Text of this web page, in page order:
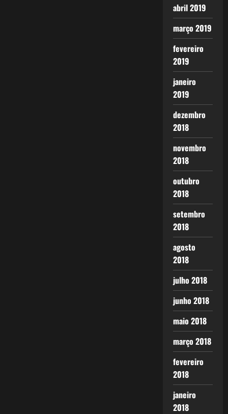
abril 2019
março 2019
fevereiro
2019
janeiro
2019
dezembro
2018
novembro
2018
outubro
2018
setembro
2018
agosto
2018
julho 2018
junho 2018
maio 2018
março 2018
fevereiro
2018
janeiro
2018